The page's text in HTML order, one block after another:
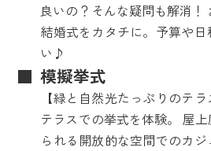
良いの？そんな疑問も解消！
結婚式をカタチに。予算や
い♪
模擬挙式
【緑と自然光たっぷりのテ
テラスでの挙式を体験。 屋
られる開放的な空間でのカ